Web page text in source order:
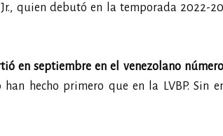
quien debutó en la temporada 2022-
en septiembre en el venezolano
hecho primero que en la LVBP. Sin